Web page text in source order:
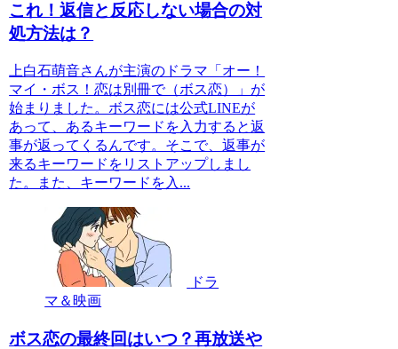
これ！返信と反応しない場合の対
処方法は？
上白石萌音さんが主演のドラマ「オー！
マイ・ボス！恋は別冊で（ボス恋）」が
始まりました。ボス恋には公式LINEが
あって、あるキーワードを入力すると返
事が返ってくるんです。そこで、返事が
来るキーワードをリストアップしまし
た。また、キーワードを入...
ドラ
マ＆映画
ボス恋の最終回はいつ？再放送や